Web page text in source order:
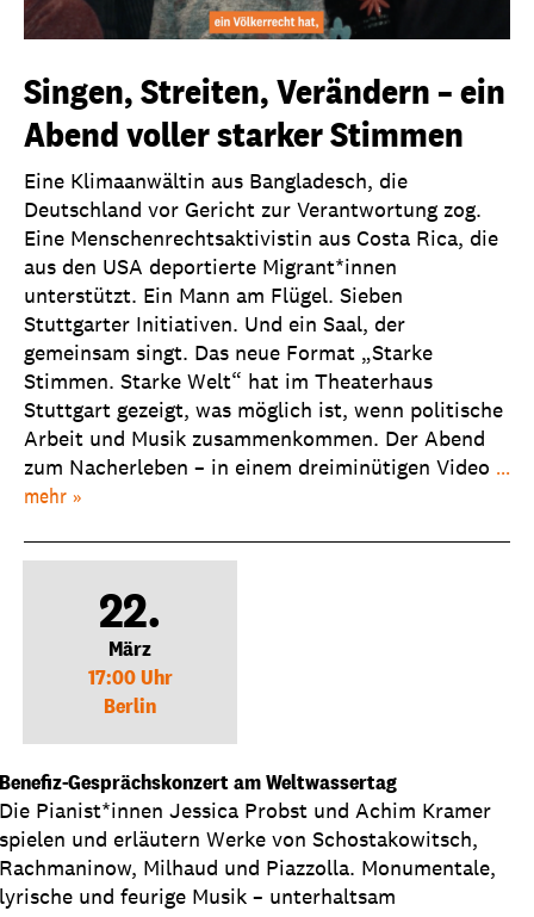
Singen, Streiten, Verändern – ein
Abend voller starker Stimmen
Eine Klimaanwältin aus Bangladesch, die
Deutschland vor Gericht zur Verantwortung zog.
Eine Menschenrechtsaktivistin aus Costa Rica, die
aus den USA deportierte Migrant*innen
unterstützt. Ein Mann am Flügel. Sieben
Stuttgarter Initiativen. Und ein Saal, der
gemeinsam singt. Das neue Format „Starke
Stimmen. Starke Welt“ hat im Theaterhaus
Stuttgart gezeigt, was möglich ist, wenn politische
Arbeit und Musik zusammenkommen. Der Abend
zum Nacherleben – in einem dreiminütigen Video ...
mehr
22.
März
17:00 Uhr
Berlin
Benefiz-Gesprächskonzert am Weltwassertag
Die Pianist*innen Jessica Probst und Achim Kramer
spielen und erläutern Werke von Schostakowitsch,
Rachmaninow, Milhaud und Piazzolla. Monumentale,
lyrische und feurige Musik – unterhaltsam